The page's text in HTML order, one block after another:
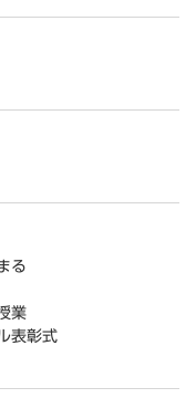
る
業
表彰式